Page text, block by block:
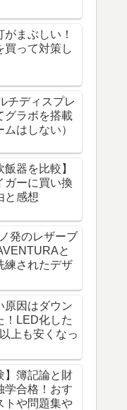
まぶしい！
買って対策し
チディスプレ
グラボを搭載
はしない）
飯器を比較】
ガーに買い換
と感想
発のレザーブ
と
練されたデザ
原因はダウン
！LED化した
上も安くなっ
】簿記論と財
学合格！おす
トや問題集や